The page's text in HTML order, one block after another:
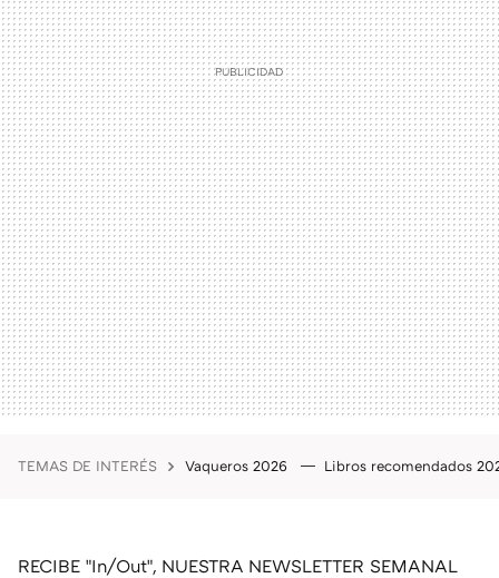
TEMAS DE INTERÉS Vaqueros 2026 Libros recomendados
RECIBE "In/Out", NUESTRA NEWSLETTER SEMANAL